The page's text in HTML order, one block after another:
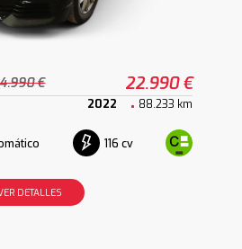
€ 22.990 €
2022 88.233 km
116 cv
DETALLES